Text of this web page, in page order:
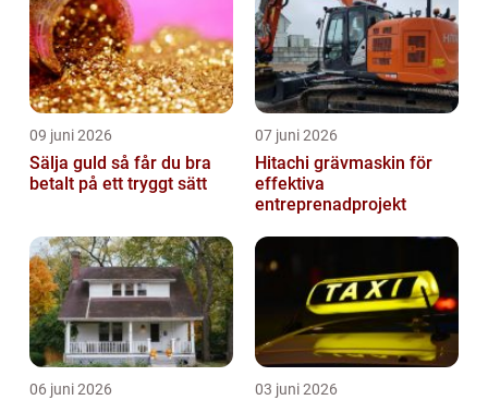
09 juni 2026
Sälja guld så får du bra
betalt på ett tryggt sätt
07 juni 2026
Hitachi grävmaskin för
effektiva
entreprenadprojekt
06 juni 2026 03 juni 2026